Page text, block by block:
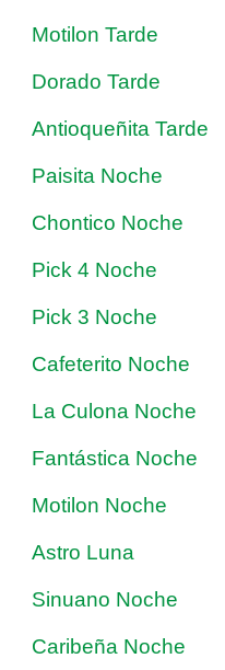
Motilon Tarde
Dorado Tarde
Antioqueñita Tarde
Paisita Noche
Chontico Noche
Pick 4 Noche
Pick 3 Noche
Cafeterito Noche
La Culona Noche
Fantástica Noche
Motilon Noche
Astro Luna
Sinuano Noche
Caribeña Noche